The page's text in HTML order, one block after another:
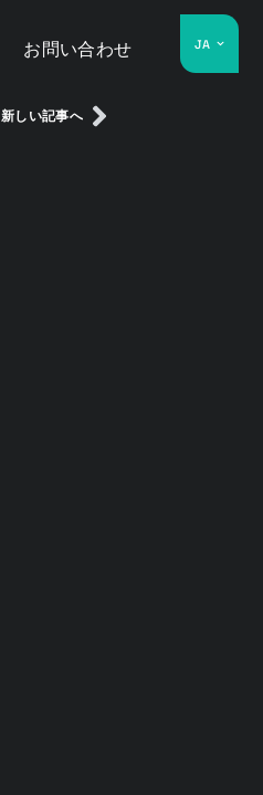
お問い合わせ JA
新しい記事へ